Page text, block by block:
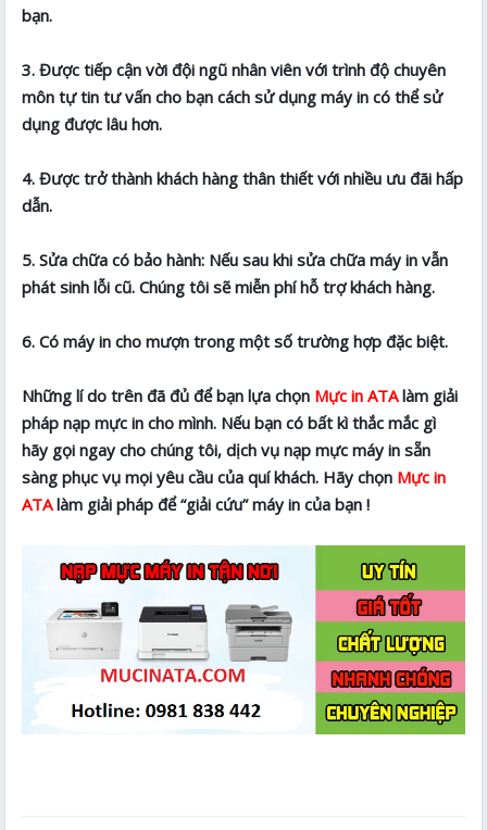
bạn.
3. Được tiếp cận vời đội ngũ nhân viên với trình độ chuyên
môn tự tin tư vấn cho bạn cách sử dụng máy in có thể sử
dụng được lâu hơn.
4. Được trở thành khách hàng thân thiết với nhiều ưu đãi hấp
dẫn.
5. Sửa chữa có bảo hành: Nếu sau khi sửa chữa máy in vẫn
phát sinh lỗi cũ. Chúng tôi sẽ miễn phí hỗ trợ khách hàng.
6. Có máy in cho mượn trong một số trường hợp đặc biệt.
Những lí do trên đã đủ để bạn lựa chọn Mực in ATAlàm giải
pháp nạp mực in cho mình. Nếu bạn có bất kì thắc mắc gì
hãy gọi ngay cho chúng tôi, dịch vụ nạp mực máy in sẵn
sàng phục vụ mọi yêu cầu của quí khách. Hãy chọn Mực in
ATAlàm giải pháp để “giải cứu” máy in của bạn !